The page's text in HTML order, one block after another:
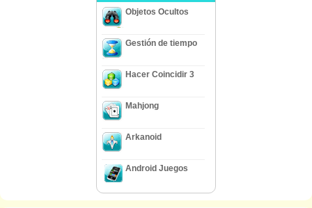
Objetos Ocultos
Gestión de tiempo
Hacer Coincidir 3
Mahjong
Arkanoid
Android Juegos